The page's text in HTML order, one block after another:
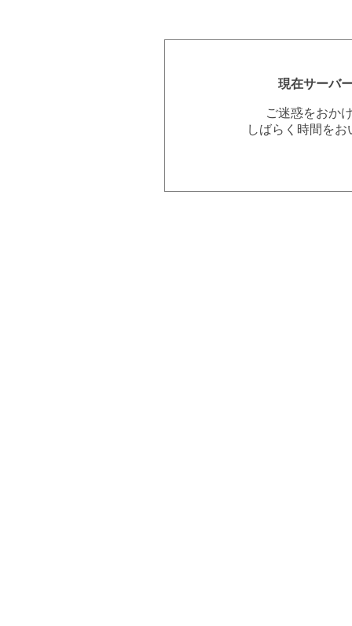
現在サーバ
ご迷惑をおか
しばらく時間を